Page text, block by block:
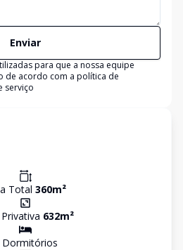
Enviar
para que a nossa equipe
de acordo com a política de
serviço
Total 360m²
632m²
Dormitórios